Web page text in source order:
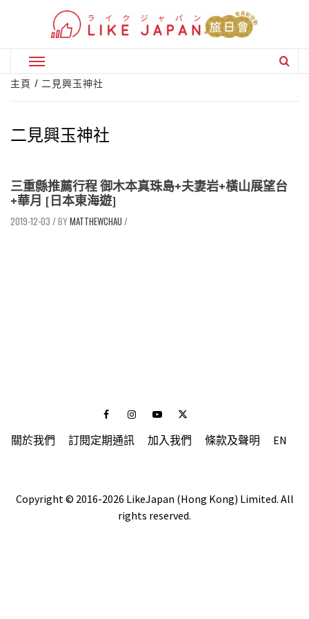
Primary
Menu
主頁 二見興玉神社
二見興玉神社
三重縣推薦行程 御木本真珠島+夫妻岩+橫山展望台
+華月 [日本東海遊]
2019-12-03 / MATTHEWCHAU /
FacebookInstagramYoutubeTwitter
關於我們 訂閱定期通訊 加入我們 條款及聲明 EN
Copyright © 2016-2026 LikeJapan (Hong Kong) Limited. All
rights reserved.